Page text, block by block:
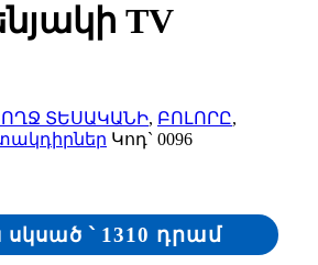
TV
ՏԵՍԱԿԱՆԻ, ԲՈԼՈՐԸ,
Կոդ` 0096
՝ 1310 դրամ